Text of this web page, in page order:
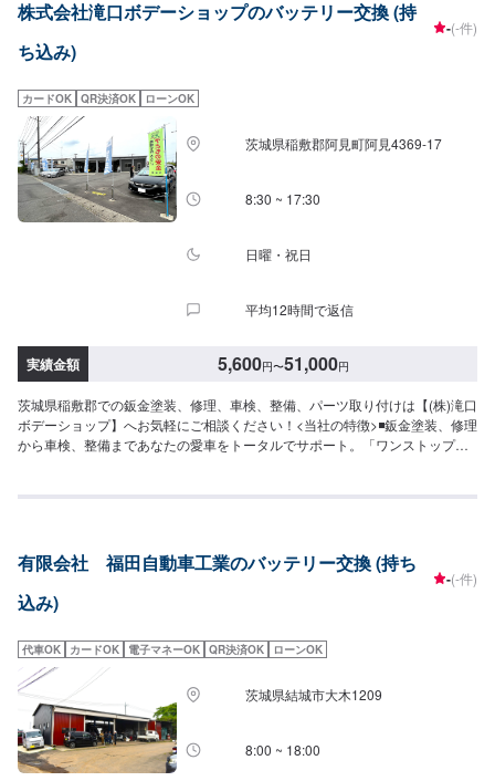
となります。(要相談)納期は前後する場合がございます。予めご了承くださ
い。-----代車について-----無料の代車をご用意しています。お車の作業中は代
車をご利用ください。※代車の燃料代はお客様にご負担いただいておりま
い。駐車スペースは事務所前の空いているスペースに駐車してください。受
付はスタッフへ「メンテモで予約しました」とお伝えください。ご案内いた
します。【定休日・営業時間】定休日：日曜日、第2土曜日、祝日営業時間：
8:30~18:00
株式会社滝口ボデーショップのバッテリー交換 (持
ち込み)
-(-件)
カードOK QR決済OK ローンOK
茨城県稲敷郡阿見町阿見4369-17
8:30 ~ 17:30
日曜・祝日
平均12時間で返信
実績金額 5,600円〜51,000円
茨城県稲敷郡での鈑金塗装、修理、車検、整備、パーツ取り付けは【(株)滝口
ボデーショップ】へお気軽にご相談ください！<当社の特徴>◾鈑金塗装、修理
から車検、整備まであなたの愛車をトータルでサポート。「ワンストップ」
んでもお問い合わせください。◾プロの熟練の技が納得の仕上がりをお約束。
質への絶対の自信。とにかく安心してお任せください。<ご希望と条件に応じ
たパーソナルメニューを提案！>「技術的なクオリティの提供はもちろん、お
客様目線での最善のメニューと車輌価値をできる限り下げない処理をいかに
のニーズや条件に確実に応えることにこだわります。【1】オファーにてお問
い合わせ【2】お見積り【3】お見積りにご納得いただければ作業開始【4】
仕上がり次第納車-----納期について-----納期は通常1日程度で納車となりま
す。(要相談)納期は前後する場合がございます。予めご了承ください。-----ご
来店時の注意、受付方法-----入庫の際はお気をつけてお越しください。駐車ス
ペースは事務所前の空いているスペースに駐車してください。受付はスタッ
フへ「メンテモで予約しました」とお伝えください。ご案内いたします。
有限会社 福田自動車工業のバッテリー交換 (持ち
込み)
-(-件)
代車OK カードOK 電子マネーOK QR決済OK ローンOK
茨城県結城市大木1209
8:00 ~ 18:00